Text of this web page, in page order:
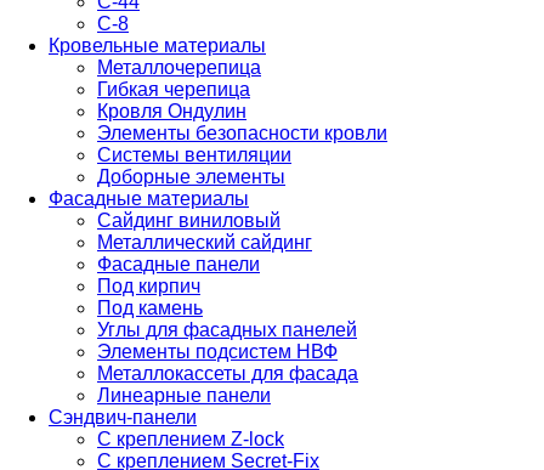
С-8
Кровельные материалы
Металлочерепица
Гибкая черепица
Кровля Ондулин
Элементы безопасности кровли
Системы вентиляции
Доборные элементы
Фасадные материалы
Сайдинг виниловый
Металлический сайдинг
Фасадные панели
Под кирпич
Под камень
Углы для фасадных панелей
Элементы подсистем НВФ
Металлокассеты для фасада
Линеарные панели
Сэндвич-панели
С креплением Z-lock
С креплением Secret-Fix